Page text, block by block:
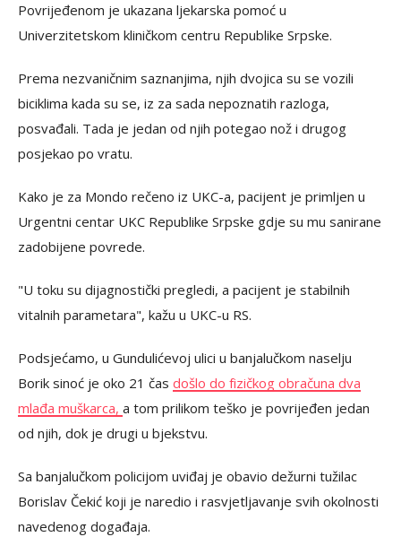
Povrijeđenom je ukazana ljekarska pomoć u
Univerzitetskom kliničkom centru Republike Srpske.
Prema nezvaničnim saznanjima, njih dvojica su se vozili
biciklima kada su se, iz za sada nepoznatih razloga,
posvađali. Tada je jedan od njih potegao nož i drugog
posjekao po vratu.
Kako je za Mondo rečeno iz UKC-a, pacijent je primljen u
Urgentni centar UKC Republike Srpske gdje su mu sanirane
zadobijene povrede.
"U toku su dijagnostički pregledi, a pacijent je stabilnih
vitalnih parametara", kažu u UKC-u RS.
Podsjećamo, u Gundulićevoj ulici u banjalučkom naselju
Borik sinoć je oko 21 čas došlo do fizičkog obračuna dva
mlađa muškarca, a tom prilikom teško je povrijeđen jedan
od njih, dok je drugi u bjekstvu.
Sa banjalučkom policijom uviđaj je obavio dežurni tužilac
Borislav Čekić koji je naredio i rasvjetljavanje svih okolnosti
navedenog događaja.